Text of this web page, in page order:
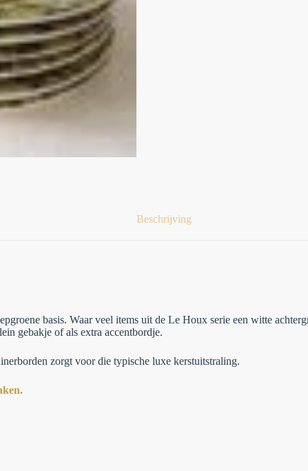
Beschrijving
basis. Waar veel items uit de Le Houx serie een witte
gebakje of als extra accentbordje.
zorgt voor die typische luxe kerstuitstraling.